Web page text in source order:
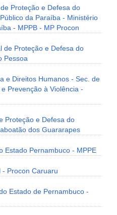
Proteção e Defesa do
da Paraíba - Ministério
- MPPB - MP Procon
de Proteção e Defesa do
Pessoa
e Direitos Humanos - Sec. de
Prevenção à Violência -
Proteção e Defesa do
dos Guararapes
Estado Pernambuco - MPPE
- Procon Caruaru
Estado de Pernambuco -